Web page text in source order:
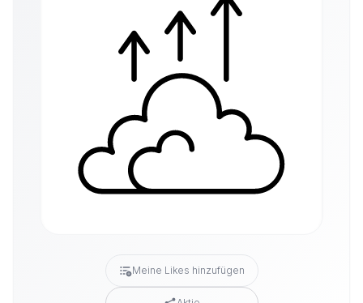
Meine Likes hinzufügen